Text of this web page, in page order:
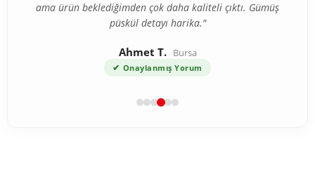
ama ürün beklediğimden çok daha kaliteli çıktı. Gümüş
püskül detayı harika."
Ahmet T. Bursa
✔ Onaylanmış Yorum